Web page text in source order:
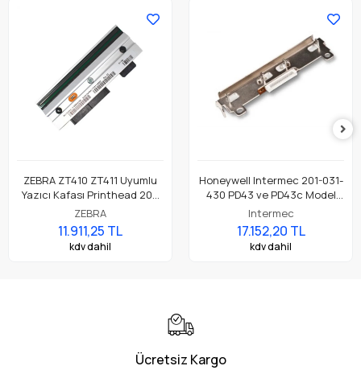
ZEBRA ZT410 ZT411 Uyumlu
Yazıcı Kafası Printhead 203
Dpi Parça No: P1058930-009
ZEBRA
11.911,25 TL
kdv dahil
Honeywell Intermec 201-031-
430 PD43 ve PD43c Model
Barkod Etiket Yazıcı 203 Dpi
Termal Baskı Kafası
Intermec
17.152,20 TL
kdv dahil
Ücretsiz Kargo